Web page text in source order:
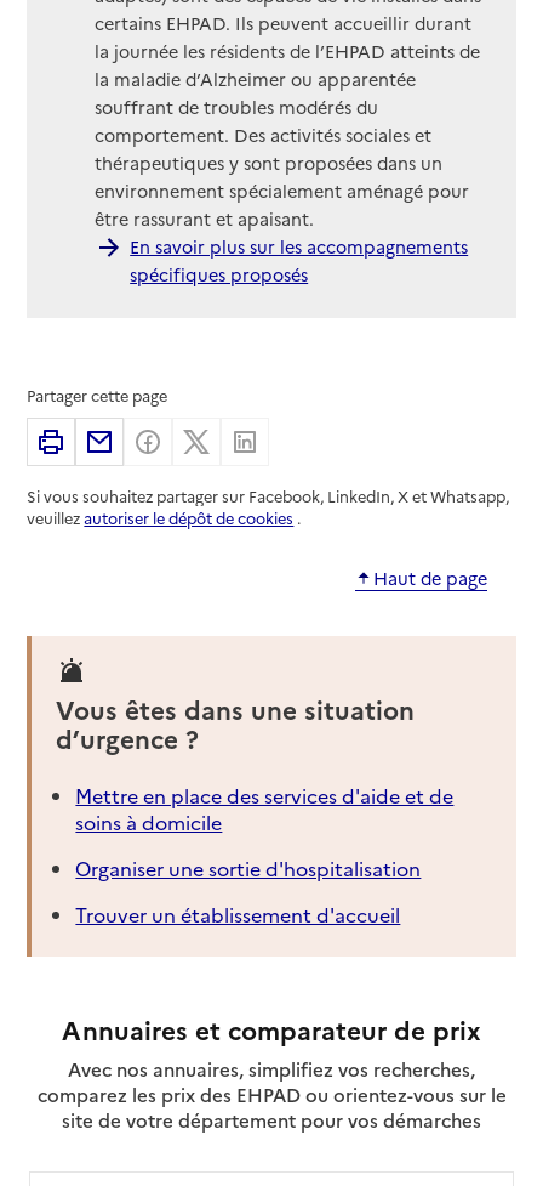
certains EHPAD. Ils peuvent accueillir durant
la journée les résidents de l’EHPAD atteints de
la maladie d’Alzheimer ou apparentée
souffrant de troubles modérés du
comportement. Des activités sociales et
thérapeutiques y sont proposées dans un
environnement spécialement aménagé pour
être rassurant et apaisant.
En savoir plus sur les accompagnements
spécifiques proposés
Partager cette page
ImprimerPartager par email
Partager sur Facebook
Partager sur X
Si vous souhaitez partager sur Facebook, LinkedIn, X et Whatsapp,
veuillezautoriser le dépôt de cookies .
Haut de page
Vous êtes dans une situation
d’urgence ?
Mettre en place des services d'aide et de
soins à domicile
Organiser une sortie d'hospitalisation
Trouver un établissement d'accueil
Annuaires et comparateur de prix
Avec nos annuaires, simplifiez vos recherches,
comparez les prix des EHPAD ou orientez-vous sur le
site de votre département pour vos démarches